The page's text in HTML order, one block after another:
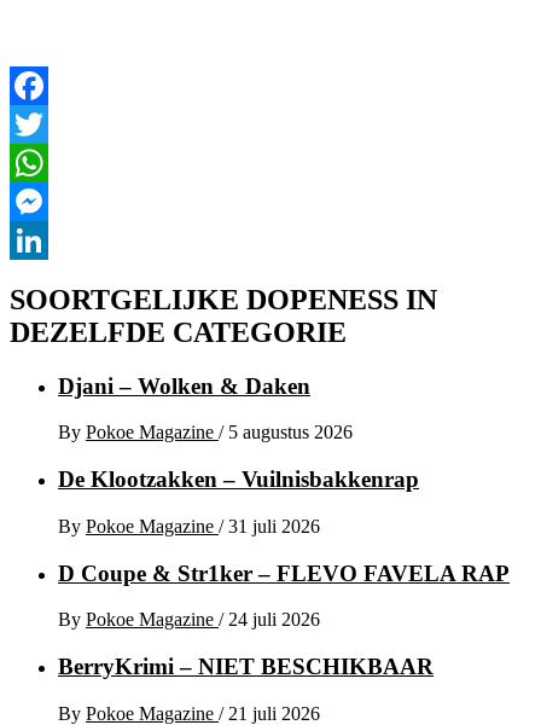
Facebook
Twitter
WhatsApp
Messenger
SOORTGELIJKE DOPENESS IN
DEZELFDE CATEGORIE
Djani – Wolken & Daken
By Pokoe Magazine / 5 augustus 2026
De Klootzakken – Vuilnisbakkenrap
By Pokoe Magazine / 31 juli 2026
D Coupe & Str1ker – FLEVO FAVELA RAP
By Pokoe Magazine / 24 juli 2026
BerryKrimi – NIET BESCHIKBAAR
By Pokoe Magazine / 21 juli 2026